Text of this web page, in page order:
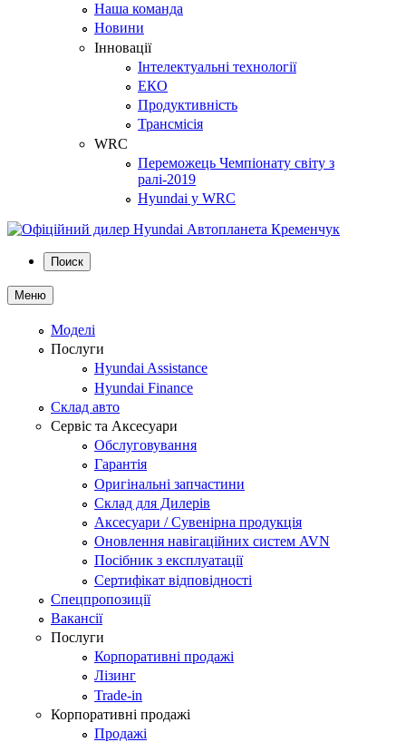
Наша команда
Новини
Інновації
Інтелектуальні технології
ЕКО
Продуктивність
Трансмісія
WRC
Переможець Чемпіонату світу з
ралі-2019
Hyundai у WRC
Поиск
Меню
Моделі
Послуги
Hyundai Assistance
Hyundai Finance
Склад авто
Сервіс та Аксесуари
Обслуговування
Гарантія
Оригінальні запчастини
Склад для Дилерів
Аксесуари / Сувенірна продукція
Оновлення навігаційних систем AVN
Посібник з експлуатації
Сертифікат відповідності
Спецпропозиції
Вакансії
Послуги
Корпоративні продажі
Лізинг
Trade-in
Корпоративні продажі
Продажі